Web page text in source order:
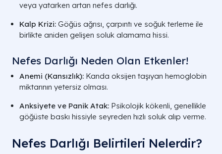
veya yatarken artan nefes darlığı.
Kalp Krizi: Göğüs ağrısı, çarpıntı ve soğuk terleme ile
birlikte aniden gelişen soluk alamama hissi.
Nefes Darlığı Neden Olan Etkenler!
Anemi (Kansızlık): Kanda oksijen taşıyan hemoglobin
miktarının yetersiz olması.
Anksiyete ve Panik Atak: Psikolojik kökenli, genellikle
göğüste baskı hissiyle seyreden hızlı soluk alıp verme.
Nefes Darlığı Belirtileri Nelerdir?